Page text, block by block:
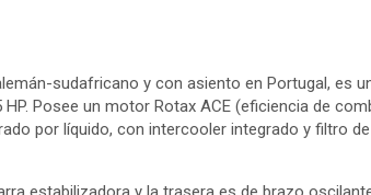
sudafricano y con asiento en Portugal, es
Posee un motor Rotax ACE (eficiencia de
por líquido, con intercooler integrado y filtro